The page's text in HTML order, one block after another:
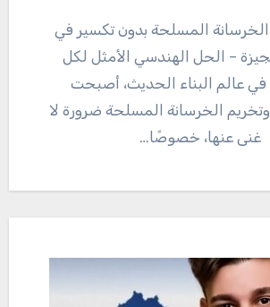
– الحل الهندسي الأمثل لكل
عالم البناء الحديث، أصبحت
الخرسانة المسلحة ضرورة لا
غنى عنها، خصوصًا…